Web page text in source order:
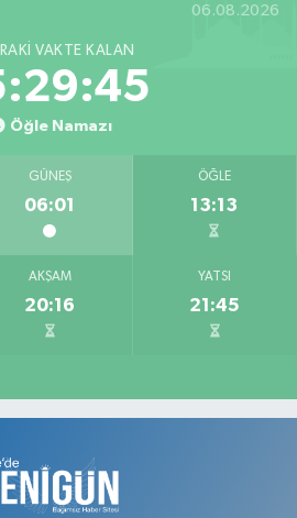
Kadife Sokak No:2 A Karahallı Uşak
Tarifi Al
Sokak No:13 B Merkez Uşak
No:3 B Merkez Uşak
Yol Tarifi Al
06.08.2026
VAKTE KALAN
Öğle Namazı
GÜNEŞ
06:01
ÖĞLE
13:13
AKŞAM
20:16
YATSI
21:45